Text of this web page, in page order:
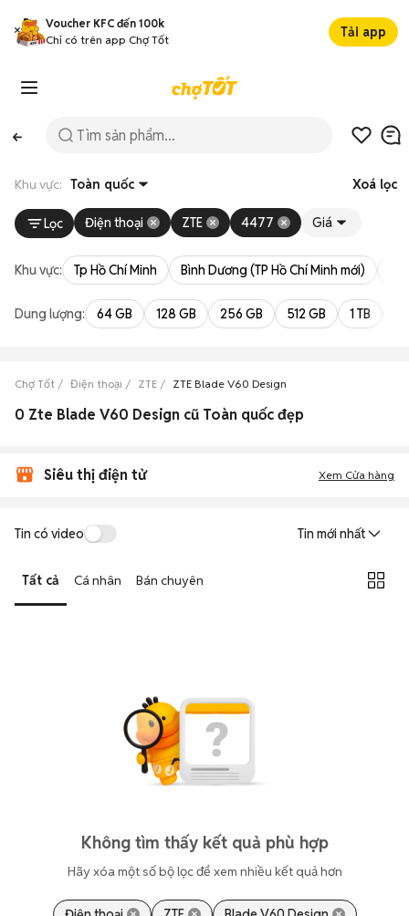
Voucher KFC đến 100k
Chỉ có trên app Chợ Tốt
Tải app
Khu vực: Toàn quốc Xoá lọc
Lọc Điện thoại ZTE 4477 Giá
Khu vực: Tp Hồ Chí Minh Bình Dương (TP Hồ Chí Minh mới)
Dung lượng: 64 GB 128 GB 256 GB 512 GB 1 TB
Chợ Tốt Điện thoại ZTE ZTE Blade V60 Design
0 Zte Blade V60 Design cũ Toàn quốc đẹp
Siêu thị điện tử Xem Cửa hàng
Tin có video Tin mới nhất
Tất cả Cá nhân Bán chuyên
Không tìm thấy kết quả phù hợp
Hãy xóa một số bộ lọc để xem nhiều kết quả hơn